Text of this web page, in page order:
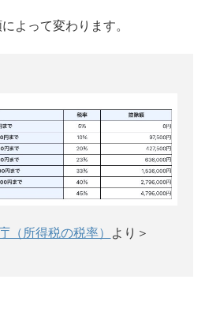
よって変わります。
（所得税の税率） より＞